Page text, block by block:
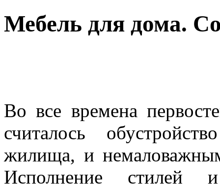
Мебель для дома.
Во все времена
считалось
жилища, и
Исполнение стилей